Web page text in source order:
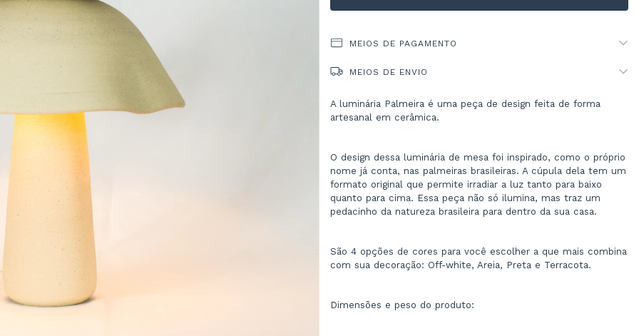
MEIOS DE PAGAMENTO
MEIOS DE ENVIO
A luminária Palmeira é uma peça de design feita de forma
artesanal em cerâmica.
O design dessa luminária de mesa foi inspirado, como o próprio
nome já conta, nas palmeiras brasileiras. A cúpula dela tem um
formato original que permite irradiar a luz tanto para baixo
quanto para cima. Essa peça não só ilumina, mas traz um
pedacinho da natureza brasileira para dentro da sua casa.
São 4 opções de cores para você escolher a que mais combina
com sua decoração: Off-white, Areia, Preta e Terracota.
Dimensões e peso do produto: